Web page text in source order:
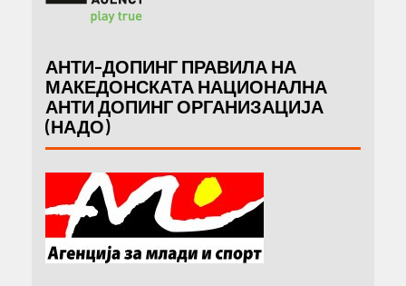
АНТИ-ДОПИНГ ПРАВИЛА НА
МАКЕДОНСКАТА НАЦИОНАЛНА
АНТИ ДОПИНГ ОРГАНИЗАЦИЈА
(НАДО)